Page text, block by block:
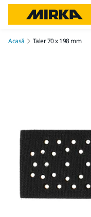
Acasă Taler 70 x 198 mm